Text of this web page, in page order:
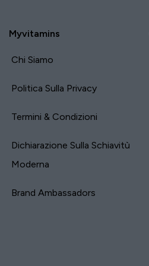
Myvitamins
Chi Siamo
Politica Sulla Privacy
Termini & Condizioni
Dichiarazione Sulla Schiavitù
Moderna
Brand Ambassadors